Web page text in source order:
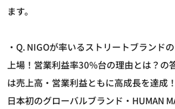
ます。
・Q. NIGOが率いるストリートブランド
上場！営業利益率30%台の理由とは？の
は売上高・営業利益ともに高成長を達成
日本初のグローバルブランド・HUMAN